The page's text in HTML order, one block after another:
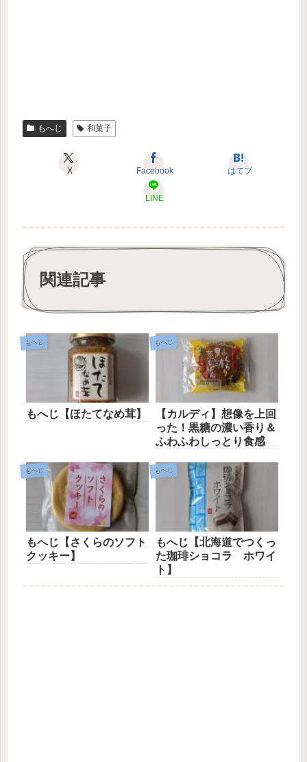
もへじ 和菓子
X Facebook はてブ
LINE
関連記事
もへじ
もへじ【ほたてなめ茸】
もへじ
【カルディ】想像を上回
った！黒糖の濃い香り＆
ふわふわしっとり食感
もへじ
もへじ【さくらのソフト
クッキー】
もへじ
もへじ【北海道でつくっ
た珈琲ショコラ ホワイ
ト】